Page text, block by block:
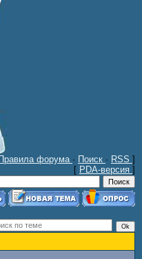
Правила форума · Поиск · RSS ]
[ PDA-версия ]